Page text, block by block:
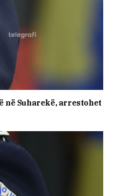
në Suharekë, arrestohet